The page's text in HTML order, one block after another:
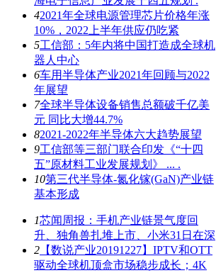
42021年全球电源管理芯片价格年涨
10%，2022上半年供应仍吃紧
5工信部：5年内将中国打造成全球机
器人中心
6车用半导体产业2021年回顾与2022
年展望
7全球半导体设备销售总额破千亿美
元 同比大增44.7%
82021-2022年半导体六大趋势展望
9工信部等三部门联合印发《“十四
五”原材料工业发展规划》 ... .
10第三代半导体-氮化镓(GaN)产业链
基本形成
1芯闻周报：手机产业链景气度回
升、独角兽扎堆上市、小米31日在深
2 【数说产业20191227】IPTV和OTT
驱动全球机顶盒市场稳步成长；4K